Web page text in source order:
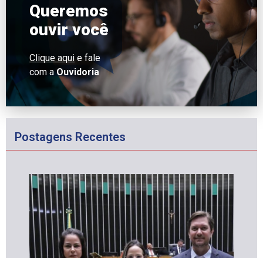
Queremos
ouvir você
Clique aqui e fale
com a Ouvidoria
Postagens Recentes